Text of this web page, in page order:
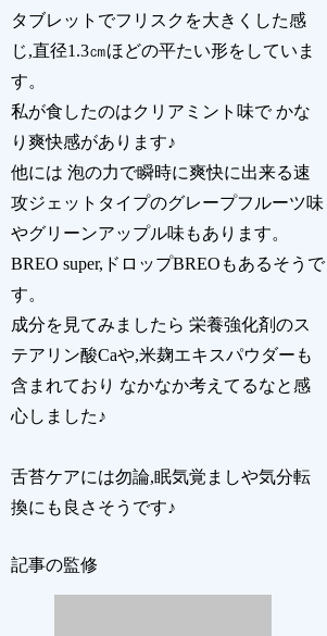
タブレットでフリスクを大きくした感
じ,直径1.3㎝ほどの平たい形をしていま
す。
私が食したのはクリアミント味で かな
り爽快感があります♪
他には 泡の力で瞬時に爽快に出来る速
攻ジェットタイプのグレープフルーツ味
やグリーンアップル味もあります。
BREO super,ドロップBREOもあるそうで
す。
成分を見てみましたら 栄養強化剤のス
テアリン酸Caや,米麹エキスパウダーも
含まれており なかなか考えてるなと感
心しました♪
舌苔ケアには勿論,眠気覚ましや気分転
換にも良さそうです♪
記事の監修